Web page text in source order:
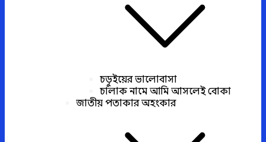
চড়ুইয়ের ভালোবাসা
চালাক নামে আমি আসলেই বোকা
জাতীয় পতাকার অহংকার